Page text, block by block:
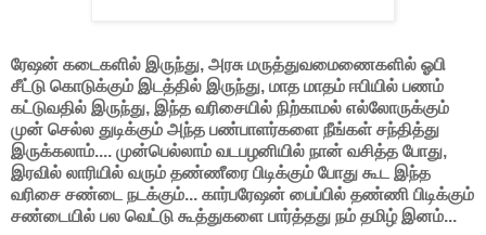
ரேஷன் கடைகளில் இருந்து, அரசு மருத்துவமைணைகளில் ஓபி
சீட்டு கொடுக்கும் இடத்தில் இருந்து, மாத மாதம் ஈபியில் பணம்
கட்டுவதில் இருந்து, இந்த வரிசையில் நிற்காமல் எல்லோருக்கும்
முன் செல்ல துடிக்கும் அந்த பண்பாளர்களை நீங்கள் சந்தித்து
இருக்கலாம்.... முன்பெல்லாம் வடபழனியில் நான் வசித்த போது,
இரவில் லாரியில் வரும் தண்ணீரை பிடிக்கும் போது கூட இந்த
வரிசை சண்டை நடக்கும்... கார்பரேஷன் பைப்பில் தண்ணி பிடிக்கும்
சண்டையில் பல வெட்டு கூத்துகளை பார்த்தது நம் தமிழ் இனம்...